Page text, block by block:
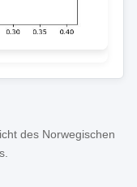
des Norwegischen